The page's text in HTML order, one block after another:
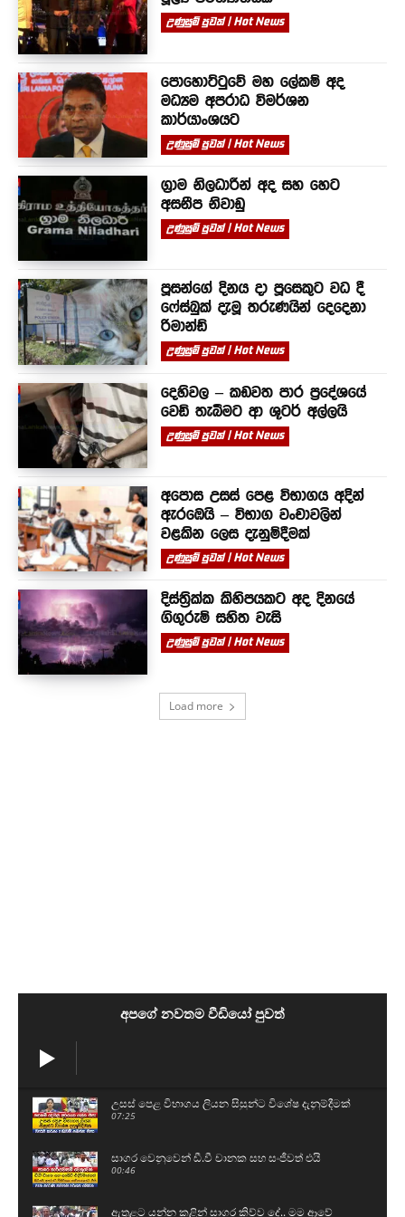
උණුසුම් පුවත් | Hot News
පොහොට්ටුවේ මහ ලේකම් අද
මධ්‍යම අපරාධ විමර්ශන
කාර්යාංශයට
උණුසුම් පුවත් | Hot News
ග්‍රාම නිලධාරීන් අද සහ හෙට
අසනීප නිවාඩු
උණුසුම් පුවත් | Hot News
පූසන්ගේ දිනය දා පූසෙකුට වධ දී
ෆේස්බුක් දැමූ තරුණයින් දෙදෙනා
රිමාන්ඩ්
උණුසුම් පුවත් | Hot News
දෙහිවල – කඩවත පාර ප්‍රදේශයේ
වෙඩි තැබීමට ආ ශූටර් අල්ලයි
උණුසුම් පුවත් | Hot News
අපොස උසස් පෙළ විභාගය අදින්
ඇරඹෙයි – විභාග වංචාවලින්
වළකින ලෙස දැනුම්දීමක්
උණුසුම් පුවත් | Hot News
දිස්ත්‍රික්ක කිහිපයකට අද දිනයේ
ගිගුරුම් සහිත වැසි
උණුසුම් පුවත් | Hot News
Load more
අපගේ නවතම වීඩියෝ පුවත්
උසස් පෙළ විභාගය ලියන සිසුන්ට විශේෂ දැනුම්දීමක්
07:25
සාගර වෙනුවෙන් ඩී.වී චානක සහ සංජීවත් එයි
00:46
ඇතුළට යන්න කළින් සාගර කිව්ව දේ.. මම ආවේ